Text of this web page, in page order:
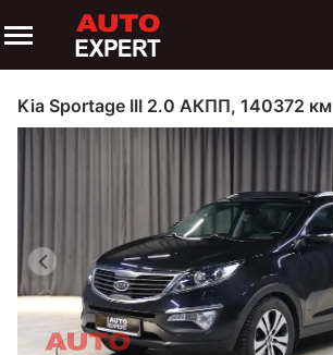
Kia Sportage III 2.0 АКПП, 140372 км